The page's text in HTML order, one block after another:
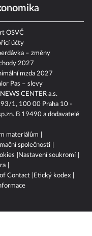
CENTER a.s.
1, 100 00 Praha 10 -
B 19490 a dodavatelé
materiálům
společnosti
Nastavení soukromí
Contact
Etický kodex
OSVČ
účty
– změny
2027
mzda 2027
Pas – slevy